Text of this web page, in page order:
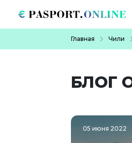
Главная Чили
БЛОГ
05 июня 2022